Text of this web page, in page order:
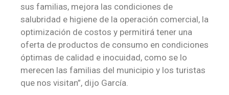
sus familias, mejora las condiciones de
salubridad e higiene de la operación comercial, la
optimización de costos y permitirá tener una
oferta de productos de consumo en condiciones
óptimas de calidad e inocuidad, como se lo
merecen las familias del municipio y los turistas
que nos visitan”, dijo García.